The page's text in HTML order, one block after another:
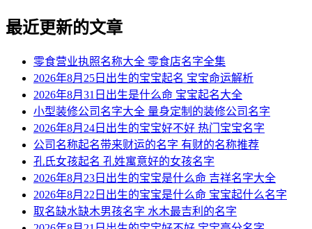
最近更新的文章
零食营业执照名称大全 零食店名字全集
2026年8月25日出生的宝宝起名 宝宝命运解析
2026年8月31日出生是什么命 宝宝起名大全
小型装修公司名字大全 量身定制的装修公司名字
2026年8月24日出生的宝宝好不好 热门宝宝名字
公司名称起名带来财运的名字 有财的名称推荐
孔氏女孩起名 孔姓寓意好的女孩名字
2026年8月23日出生的宝宝是什么命 吉祥名字大全
2026年8月22日出生的宝宝是什么命 宝宝起什么名字
取名缺水缺木男孩名字 水木最吉利的名字